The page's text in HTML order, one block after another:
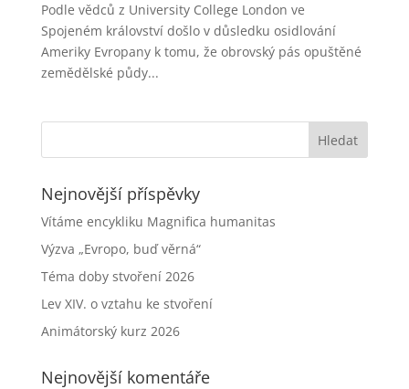
Podle vědců z University College London ve
Spojeném království došlo v důsledku osidlování
Ameriky Evropany k tomu, že obrovský pás opuštěné
zemědělské půdy...
Nejnovější příspěvky
Vítáme encykliku Magnifica humanitas
Výzva „Evropo, buď věrná“
Téma doby stvoření 2026
Lev XIV. o vztahu ke stvoření
Animátorský kurz 2026
Nejnovější komentáře